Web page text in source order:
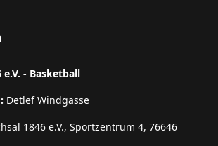
e.V. - Basketball
Detlef Windgasse
1846 e.V., Sportzentrum 4, 76646